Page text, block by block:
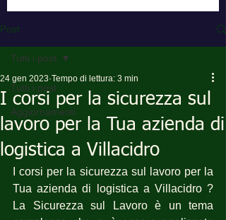
Post
Tutti i post
Aggiornamenti
Tutti i post
I corsi per la sicurezza sul
lavoro per la Tua azienda di
logistica a Villacidro
24 gen 2023 Tempo di lettura: 3 min
I corsi per la sicurezza sul lavoro per la
Tua azienda di logistica a Villacidro ?
La Sicurezza sul Lavoro è un tema